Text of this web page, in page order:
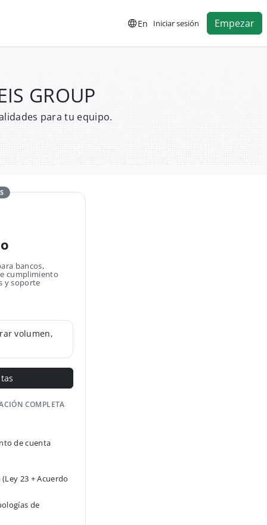
En Iniciar sesión Empezar
GROUP
para tu equipo.
bancos,
cumplimiento
y soporte
volumen,
COMPLETA
de cuenta
23 + Acuerdo
de